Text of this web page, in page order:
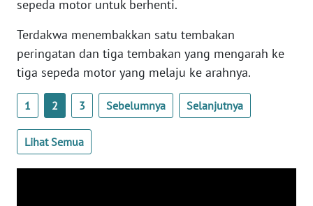
sepeda motor untuk berhenti.
Terdakwa menembakkan satu tembakan
peringatan dan tiga tembakan yang mengarah ke
tiga sepeda motor yang melaju ke arahnya.
1 2 3 Sebelumnya Selanjutnya
Lihat Semua
WN
WN
PAPUA
BARAT